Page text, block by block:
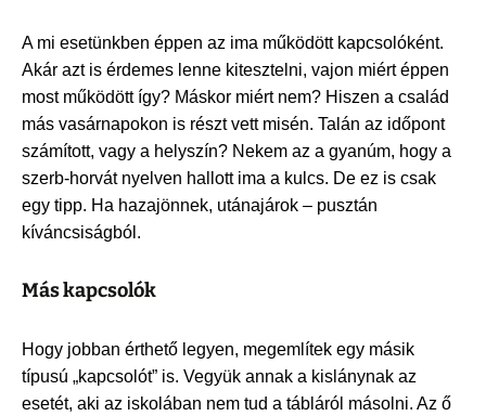
A mi esetünkben éppen az ima működött kapcsolóként.
Akár azt is érdemes lenne kitesztelni, vajon miért éppen
most működött így? Máskor miért nem? Hiszen a család
más vasárnapokon is részt vett misén. Talán az időpont
számított, vagy a helyszín? Nekem az a gyanúm, hogy a
szerb-horvát nyelven hallott ima a kulcs. De ez is csak
egy tipp. Ha hazajönnek, utánajárok – pusztán
kíváncsiságból.
Más kapcsolók
Hogy jobban érthető legyen, megemlítek egy másik
típusú „kapcsolót” is. Vegyük annak a kislánynak az
esetét, aki az iskolában nem tud a tábláról másolni. Az ő